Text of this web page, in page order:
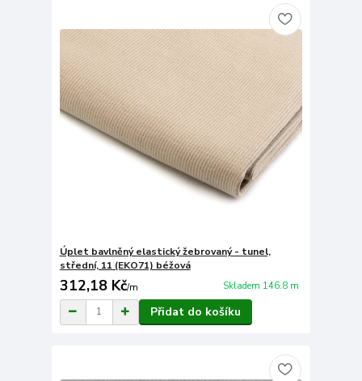
Úplet bavlněný elastický žebrovaný - tunel,
střední, 11 (EKO71) béžová
312,18 Kč/m Skladem 146.8 m
Přidat do košíku